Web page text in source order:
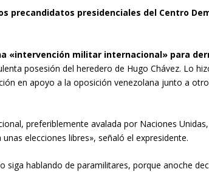
precandidatos presidenciales del Centro
«intervención militar internacional» para
posesión del heredero de Hugo Chávez. Lo
en apoyo a la oposición venezolana junto a
preferiblemente avalada por Naciones
elecciones libres», señaló el expresidente.
siga hablando de paramilitares, porque anoche